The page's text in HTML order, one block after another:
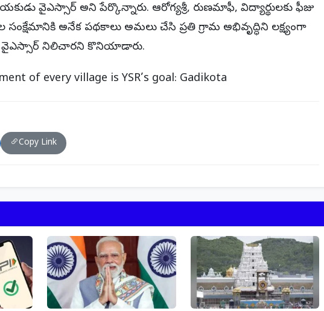
వైఎస్సార్ అని పేర్కొన్నారు. ఆరోగ్యశ్రీ, రుణమాఫీ, విద్యార్థులకు ఫీజు
అనేక పథకాలు అమలు చేసి ప్రతి గ్రామ అభివృద్ధిని లక్ష్యంగా
వైఎస్సార్ నిలిచారని కొనియాడారు.
of every village is YSR’s goal: Gadikota
Copy Link